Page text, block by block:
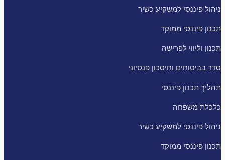
ניהול פיננסי למשקיע כשיר
תכנון פיננסי ממוקד
תכנון וליווי לפרישה
סדר בביטוחים וחיסכון פנסיוני
תהליך תכנון פיננסי
כלכלת משפחה
ניהול פיננסי למשקיע כשיר
תכנון פיננסי ממוקד